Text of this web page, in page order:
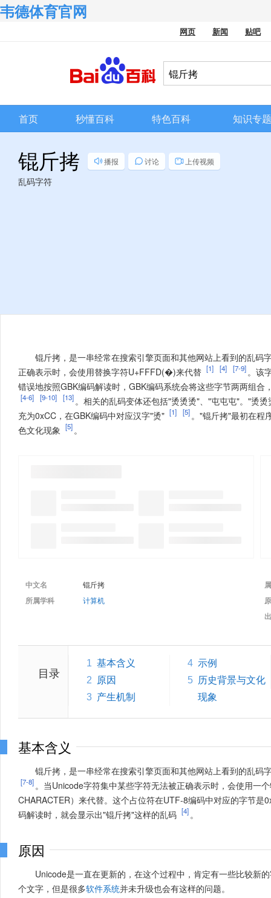
韦德体育官网
网页 新闻 贴吧
首页 秒懂百科 特色百科 知识专题
锟斤拷 播报 讨论 上传视频
乱码字符
锟斤拷，是一串经常在搜索引擎页面和其他网站上看到的乱码
正确表示时，会使用替换字符U+FFFD(�)来代替 [1] [4] [7-9] 。该
错误地按照GBK编码解读时，GBK编码系统会将这些字节两两组
[4-6] [9-10] [13] 。相关的乱码变体还包括"烫烫烫"、"屯屯屯"。"烫
充为0xCC，在GBK编码中对应汉字"烫" [1] [5] 。"锟斤拷"最初在程
色文化现象
[5] 。
中文名 锟斤拷
所属学科 计算机
目录
1 基本含义
2
原因
3 产生机制
4 示例
5 历史背景与文化
现象
基本含义
锟斤拷，是一串经常在搜索引擎页面和其他网站上看到的乱码
[7-8] 。当Unicode字符集中某些字符无法被正确表示时，会使用一
CHARACTER）来代替。这个占位符在UTF-8编码中对应的字节是
码解读时，就会显示出"锟斤拷"这样的乱码 [4] 。
原因
Unicode是一直在更新的，在这个过程中，肯定有一些比较新
个文字，但是很多软件系统并未升级也会有这样的问题。